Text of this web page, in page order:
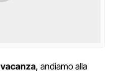
vacanza, andiamo alla